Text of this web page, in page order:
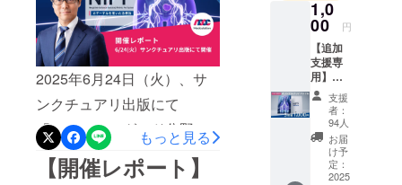
していただけたら、とても
嬉しく思います。今後の活
動は、CAMPFIREの活動報
告やnoteなどで発信してい
きます。80日間、クラウド
ファンディングで私たちの
活動を見守り、支えてくだ
し上げます。本プロジェク
トが一過性のものではな
く、長期的な挑戦として皆
さまの記憶に残り、見守っ
ていただけるよう、スタッ
フ一同でオリジナルクリア
ファイル（3枚組）を記念品
2025年6月24日（火）、サ
ンクチュアリ出版にて
「ソーシャルグッド分野の
クラウドファンディング活
用法セミナー」が開催され
もっと見る
【開催レポート】
お願いいた
します。
1,0
00 円
【追加
支援専
用】オ
リジナ
ルクリ
アファ
イル3枚
組をお
送りい
たしま
支援
者：
94人
お届
け予
定：
2025